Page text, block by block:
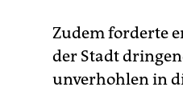
Zudem forderte
der Stadt
unverhohlen in